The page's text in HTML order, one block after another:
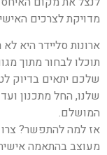
מדויקת לצרכים
ארונות סליידר היא
תוכלו לבחור מתוך
שלכם יתאים בדיוק
שלנו, החל מתכנון
המושלם.
אז למה להתפשר? צרו
מעוצב בהתאמה